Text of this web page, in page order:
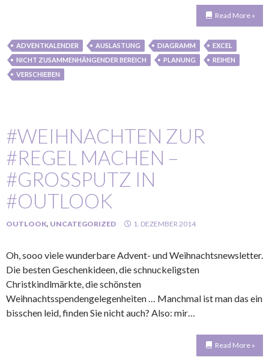
Read More »
ADVENTKALENDER AUSLASTUNG DIAGRAMM
EXCEL
NICHT ZUSAMMENHÄNGENDER BEREICH
PLANUNG
REIHEN
VERSCHIEBEN
#WEIHNACHTEN ZUR
#REGEL MACHEN –
#GROSSPUTZ IN #
OUTLOOK
OUTLOOK, UNCATEGORIZED 1. DEZEMBER 2014
Oh, sooo viele wunderbare Advent- und Weihnachtsnewsletter.
Die besten Geschenkideen, die schnuckeligsten
Christkindlmärkte, die schönsten
Weihnachtsspendengelegenheiten … Manchmal ist man das ein
bisschen leid, finden Sie nicht auch? Also: mir…
Read More »